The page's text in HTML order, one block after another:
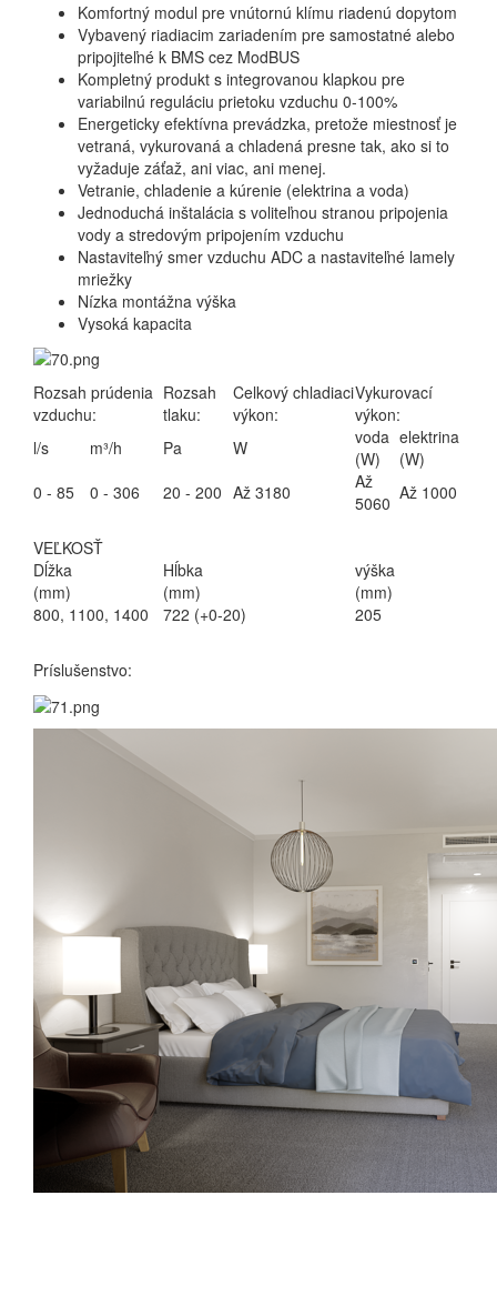
Komfortný modul pre vnútornú klímu riadenú dopytom
Vybavený riadiacim zariadením pre samostatné alebo
pripojiteľné k BMS cez ModBUS
Kompletný produkt s integrovanou klapkou pre
variabilnú reguláciu prietoku vzduchu 0-100%
Energeticky efektívna prevádzka, pretože miestnosť je
vetraná, vykurovaná a chladená presne tak, ako si to
vyžaduje záťaž, ani viac, ani menej.
Vetranie, chladenie a kúrenie (elektrina a voda)
Jednoduchá inštalácia s voliteľnou stranou pripojenia
vody a stredovým pripojením vzduchu
Nastaviteľný smer vzduchu ADC a nastaviteľné lamely
mriežky
Nízka montážna výška
Vysoká kapacita
Rozsah prúdenia
vzduchu:
Rozsah
tlaku:
Celkový chladiaci
výkon:
Vykurovací
výkon:
l/s
m³/h Pa W
voda
(W)
elektrina
(W)
0 - 85
0 - 306 20 - 200 Až 3180
Až
5060 Až 1000
VEĽKOSŤ
Dĺžka
Hĺbka
výška
(mm)
(mm)
(mm)
800, 1100, 1400
722 (+0-20) 205
Príslušenstvo: